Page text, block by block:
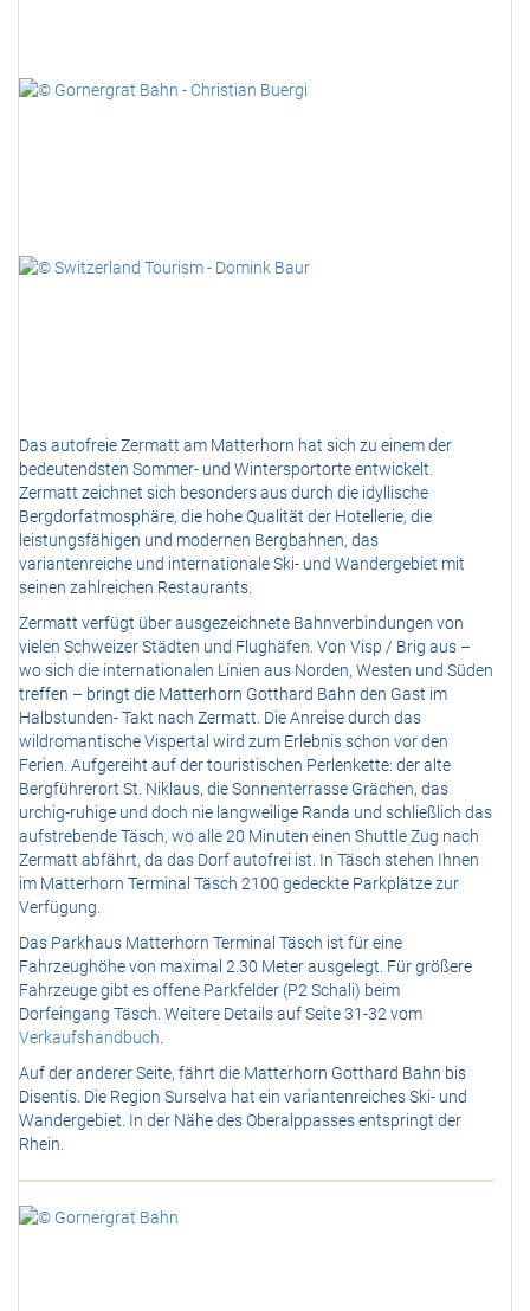
Das autofreie Zermatt am Matterhorn hat sich zu einem der
bedeutendsten Sommer- und Wintersportorte entwickelt.
Zermatt zeichnet sich besonders aus durch die idyllische
Bergdorfatmosphäre, die hohe Qualität der Hotellerie, die
leistungsfähigen und modernen Bergbahnen, das
variantenreiche und internationale Ski- und Wandergebiet mit
seinen zahlreichen Restaurants.
Zermatt verfügt über ausgezeichnete Bahnverbindungen von
vielen Schweizer Städten und Flughäfen. Von Visp / Brig aus –
wo sich die internationalen Linien aus Norden, Westen und Süden
treffen – bringt die Matterhorn Gotthard Bahn den Gast im
Halbstunden- Takt nach Zermatt. Die Anreise durch das
wildromantische Vispertal wird zum Erlebnis schon vor den
Ferien. Aufgereiht auf der touristischen Perlenkette: der alte
Bergführerort St. Niklaus, die Sonnenterrasse Grächen, das
urchig-ruhige und doch nie langweilige Randa und schließlich das
aufstrebende Täsch, wo alle 20 Minuten einen Shuttle Zug nach
Zermatt abfährt, da das Dorf autofrei ist. In Täsch stehen Ihnen
im Matterhorn Terminal Täsch 2100 gedeckte Parkplätze zur
Verfügung.
Das Parkhaus Matterhorn Terminal Täsch ist für eine
Fahrzeughöhe von maximal 2.30 Meter ausgelegt. Für größere
Fahrzeuge gibt es offene Parkfelder (P2 Schali) beim
Dorfeingang Täsch. Weitere Details auf Seite 31-32 vom
Verkaufshandbuch.
Auf der anderer Seite, fährt die Matterhorn Gotthard Bahn bis
Disentis. Die Region Surselva hat ein variantenreiches Ski- und
Wandergebiet. In der Nähe des Oberalppasses entspringt der
Rhein.